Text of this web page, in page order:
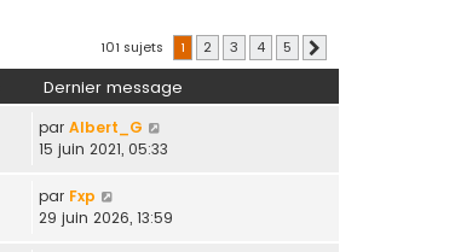
101 sujets 1 2 3 4 5
Dernier message
par Albert_G
15 juin 2021, 05:33
par Fxp
29 juin 2026, 13:59